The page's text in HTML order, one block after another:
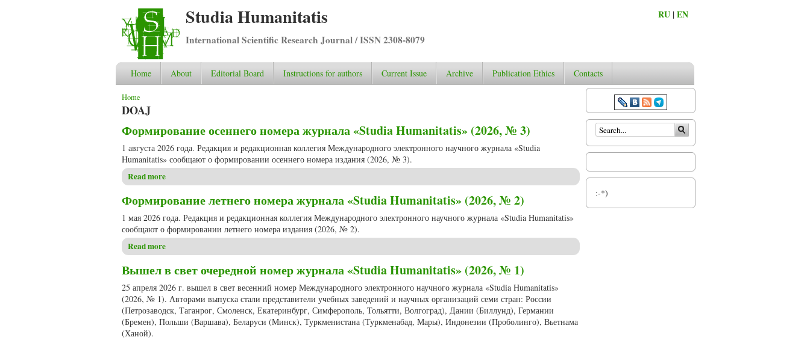
Studia Humanitatis
International Scientific Research Journal / ISSN 2308-8079
RU |EN
Home About Editorial Board Instructions for authors Current Issue Archive Publication Ethics Contacts
You are here
Home
DOAJ
Формирование осеннего номера журнала «Studia Humanitatis» (2026, № 3)
1 августа 2026 года. Редакция и редакционная коллегия Международного электронного научного журнала «Studia
Humanitatis» сообщают о формировании осеннего номера издания (2026, № 3).
Read more
Формирование летнего номера журнала «Studia Humanitatis» (2026, № 2)
1 мая 2026 года. Редакция и редакционная коллегия Международного электронного научного журнала «Studia Humanitatis»
сообщают о формировании летнего номера издания (2026, № 2).
Read more
Вышел в свет очередной номер журнала «Studia Humanitatis» (2026, № 1)
25 апреля 2026 г. вышел в свет весенний номер Международного электронного научного журнала «Studia Humanitatis»
(2026, № 1). Авторами выпуска стали представители учебных заведений и научных организаций семи стран: России
(Петрозаводск, Таганрог, Смоленск, Екатеринбург, Симферополь, Тольятти, Волгоград), Дании (Биллунд), Германии
(Бремен), Польши (Варшава), Беларуси (Минск), Туркменистана (Туркменабад, Мары), Индонезии (Проболинго), Вьетнама
(Ханой).
Search form
:-*)